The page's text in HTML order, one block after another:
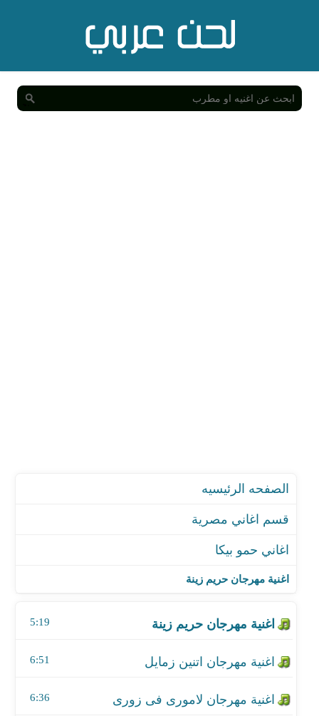
اغنية مهرجان حريم زينة
اغنية مهرجان حريم زينة
5:19
اغنية مهرجان اتنين زمايل
6:51
اغنية مهرجان لامورى فى زورى
6:36
اغنية مهرجان الدخيلة دي حينا